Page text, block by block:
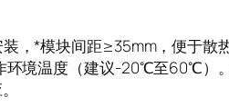
，*模块间距≥35mm，便于散
环境温度（建议-20℃至60℃）